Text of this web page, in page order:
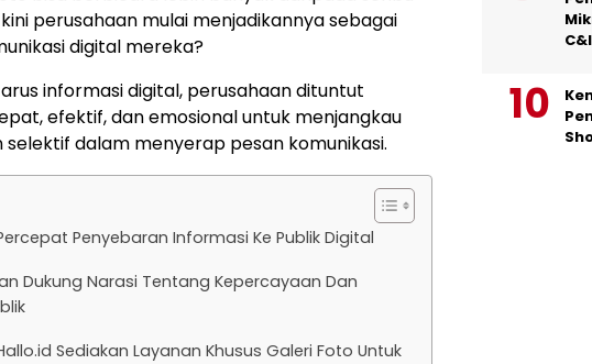
perusahaan mulai menjadikannya sebagai
digital mereka?
informasi digital, perusahaan dituntut
efektif, dan emosional untuk menjangkau
selektif dalam menyerap pesan komunikasi.
Penyebaran Informasi Ke Publik Digital
Dukung Narasi Tentang Kepercayaan Dan
Sediakan Layanan Khusus Galeri Foto Untuk
C&I